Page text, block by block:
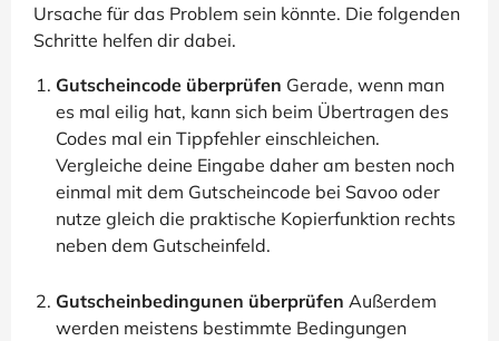
Ursache für das Problem sein könnte. Die folgenden
Schritte helfen dir dabei.
Gutscheincode überprüfen Gerade, wenn man
es mal eilig hat, kann sich beim Übertragen des
Codes mal ein Tippfehler einschleichen.
Vergleiche deine Eingabe daher am besten noch
einmal mit dem Gutscheincode bei Savoo oder
nutze gleich die praktische Kopierfunktion rechts
neben dem Gutscheinfeld.
Gutscheinbedingunen überprüfen Außerdem
werden meistens bestimmte Bedingungen